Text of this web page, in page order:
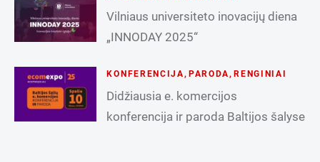
Vilniaus universiteto inovacijų diena
„INNODAY 2025“
KONFERENCIJA , PARODA ,RENGINIAI
Didžiausia e. komercijos
konferencija ir paroda Baltijos šalyse